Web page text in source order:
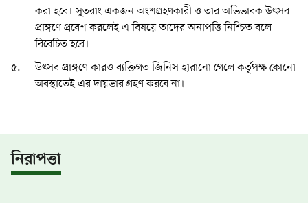
করা হবে। সুতরাং একজন অংশগ্রহণকারী ও তার অভিভাবক উৎসব
প্রাঙ্গণে প্রবেশ করলেই এ বিষয়ে তাদের অনাপত্তি নিশ্চিত বলে
বিবেচিত হবে।
উৎসব প্রাঙ্গণে কারও ব্যক্তিগত জিনিস হারানো গেলে কর্তৃপক্ষ কোনো
অবস্থাতেই এর দায়ভার গ্রহণ করবে না।
নিরাপত্তা